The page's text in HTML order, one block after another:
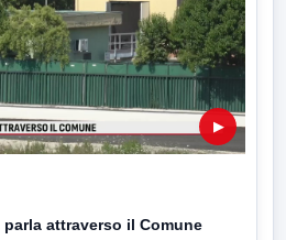
▶
parla attraverso il Comune